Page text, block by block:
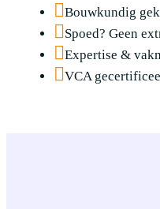
Bouwkundig
Spoed? Geen
Expertise &
VCA